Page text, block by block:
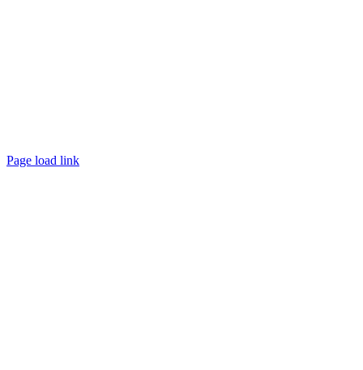
Page load link